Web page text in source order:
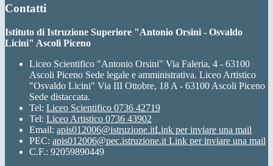
Contatti
Istituto di Istruzione Superiore "Antonio Orsini - Osvaldo
Licini" Ascoli Piceno
Liceo Scientifico "Antonio Orsini" Via Faleria, 4 - 63100
Ascoli Piceno Sede legale e amministrativa. Liceo Artistico
"Osvaldo Licini" Via III Ottobre, 18 A - 63100 Ascoli Piceno
Sede distaccata.
Tel: Liceo Scientifico 0736 42719
Tel: Liceo Artistico 0736 43902
Email: apis012006@istruzione.itLink per inviare una mail
PEC: apis012006@pec.istruzione.it Link per inviare una mail
C.F.: 92059890449